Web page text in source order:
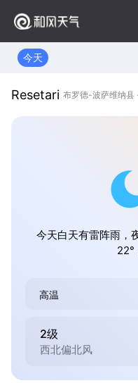
今天
Resetari 布罗德-波萨维纳县
今天白天有雷阵雨，
22°
高温
2级
西北偏北风